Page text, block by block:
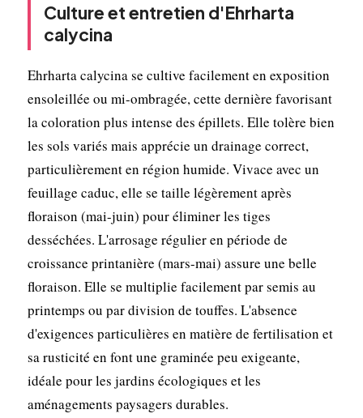
Culture et entretien d'Ehrharta
calycina
Ehrharta calycina se cultive facilement en exposition
ensoleillée ou mi-ombragée, cette dernière favorisant
la coloration plus intense des épillets. Elle tolère bien
les sols variés mais apprécie un drainage correct,
particulièrement en région humide. Vivace avec un
feuillage caduc, elle se taille légèrement après
floraison (mai-juin) pour éliminer les tiges
desséchées. L'arrosage régulier en période de
croissance printanière (mars-mai) assure une belle
floraison. Elle se multiplie facilement par semis au
printemps ou par division de touffes. L'absence
d'exigences particulières en matière de fertilisation et
sa rusticité en font une graminée peu exigeante,
idéale pour les jardins écologiques et les
aménagements paysagers durables.